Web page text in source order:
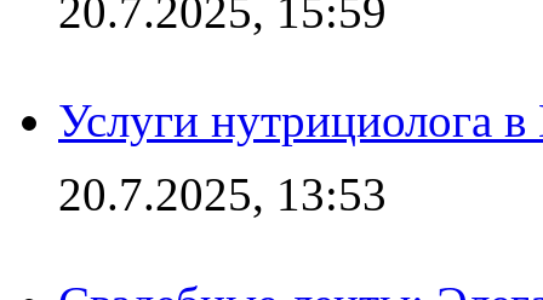
20.7.2025, 15:59
Услуги нутрициолога
20.7.2025, 13:53